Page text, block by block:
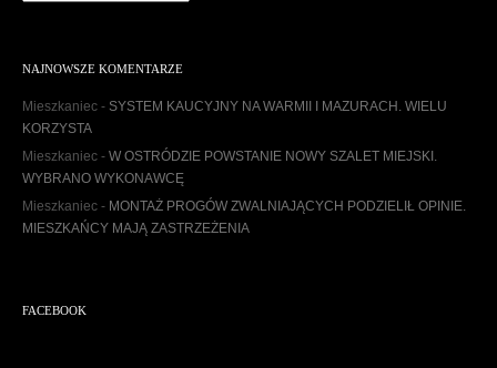
w
u
NAJNOWSZE KOMENTARZE
Mieszkaniec - SYSTEM KAUCYJNY NA WARMII I MAZURACH. WIELU
KORZYSTA
Mieszkaniec - W OSTRÓDZIE POWSTANIE NOWY SZALET MIEJSKI.
WYBRANO WYKONAWCĘ
Mieszkaniec - MONTAŻ PROGÓW ZWALNIAJĄCYCH PODZIELIŁ OPINIE.
MIESZKAŃCY MAJĄ ZASTRZEŻENIA
FACEBOOK